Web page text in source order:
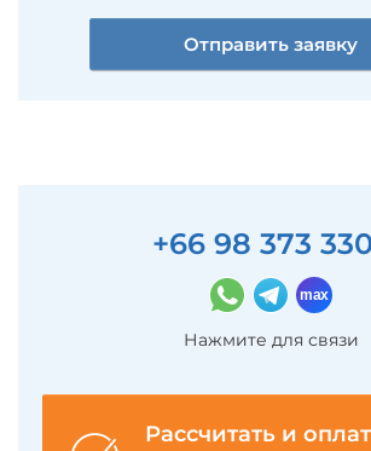
Отправить заявку
+66 98 373
Нажмите для связи
Рассчитать и